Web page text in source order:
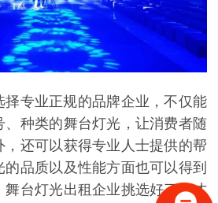
择专业正规的品牌企业，不仅能
、种类的舞台灯光，让消费者随
还可以获得专业人士提供的帮
品质以及性能方面也可以得到
舞台灯光出租企业挑选好了，才